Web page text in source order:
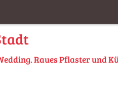
Raues Pflaster und